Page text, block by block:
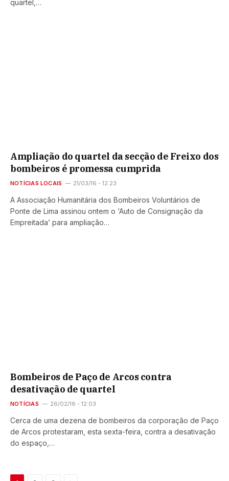
quartel,…
Ampliação do quartel da secção de Freixo dos
bombeiros é promessa cumprida
NOTÍCIAS LOCAIS 21/03/16 - 12:23
A Associação Humanitária dos Bombeiros Voluntários de
Ponte de Lima assinou ontem o ‘Auto de Consignação da
Empreitada’ para ampliação…
Bombeiros de Paço de Arcos contra
desativação de quartel
NOTÍCIAS 26/02/16 - 12:03
Cerca de uma dezena de bombeiros da corporação de Paço
de Arcos protestaram, esta sexta-feira, contra a desativação
do espaço,…